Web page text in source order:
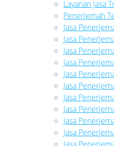
Layanan Jasa
Penerjemah
Jasa
Jasa
Jasa
Jasa
Jasa
Jasa
Jasa
Jasa
Jasa
Jasa